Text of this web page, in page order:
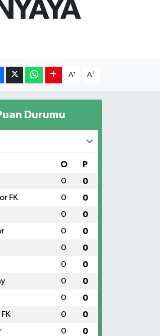
A- A+
Durumu
O P
0 0
FK 0 0
0 0
0 0
0 0
0 0
0 0
0 0
0 0
0 0